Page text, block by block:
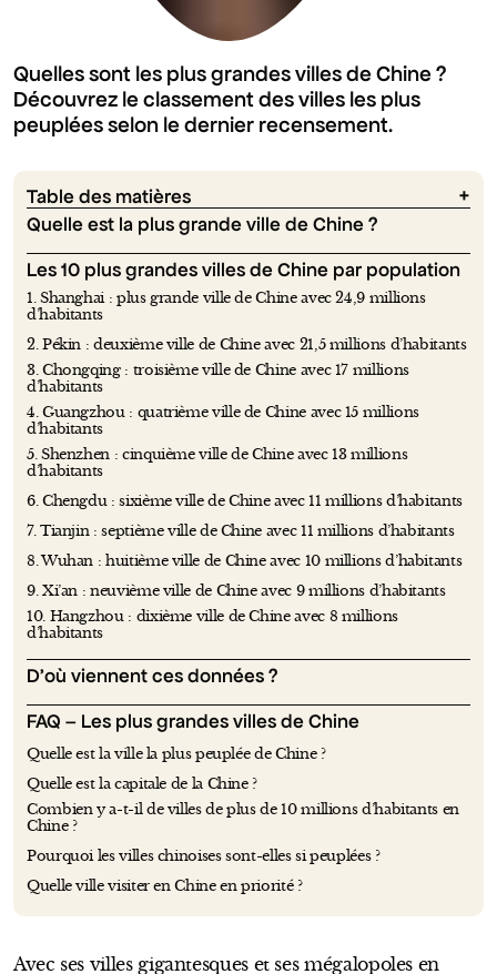
Quelles sont les plus grandes villes de Chine ?
Découvrez le classement des villes les plus
peuplées selon le dernier recensement.
Table des matières
Quelle est la plus grande ville de Chine ?
Les 10 plus grandes villes de Chine par population
1. Shanghai : plus grande ville de Chine avec 24,9 millions
d’habitants
2. Pékin : deuxième ville de Chine avec 21,5 millions d’habitants
3. Chongqing : troisième ville de Chine avec 17 millions
d’habitants
4. Guangzhou : quatrième ville de Chine avec 15 millions
d’habitants
5. Shenzhen : cinquième ville de Chine avec 13 millions
d’habitants
6. Chengdu : sixième ville de Chine avec 11 millions d’habitants
7. Tianjin : septième ville de Chine avec 11 millions d’habitants
8. Wuhan : huitième ville de Chine avec 10 millions d’habitants
9. Xi’an : neuvième ville de Chine avec 9 millions d’habitants
10. Hangzhou : dixième ville de Chine avec 8 millions
d’habitants
D’où viennent ces données ?
FAQ – Les plus grandes villes de Chine
Quelle est la ville la plus peuplée de Chine ?
Quelle est la capitale de la Chine ?
Combien y a-t-il de villes de plus de 10 millions d’habitants en
Chine ?
Pourquoi les villes chinoises sont-elles si peuplées ?
Quelle ville visiter en Chine en priorité ?
Avec ses villes gigantesques et ses mégalopoles en